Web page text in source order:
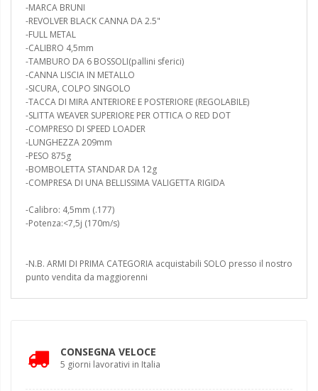
-MARCA BRUNI
-REVOLVER BLACK CANNA DA 2.5"
-FULL METAL
-CALIBRO 4,5mm
-TAMBURO DA 6 BOSSOLI(pallini sferici)
-CANNA LISCIA IN METALLO
-SICURA, COLPO SINGOLO
-TACCA DI MIRA ANTERIORE E POSTERIORE (REGOLABILE)
-SLITTA WEAVER SUPERIORE PER OTTICA O RED DOT
-COMPRESO DI SPEED LOADER
-LUNGHEZZA 209mm
-PESO 875g
-BOMBOLETTA STANDAR DA 12g
-COMPRESA DI UNA BELLISSIMA VALIGETTA RIGIDA
-Calibro: 4,5mm (.177)
-Potenza:<7,5j (170m/s)
-N.B. ARMI DI PRIMA CATEGORIA acquistabili SOLO presso il nostro
punto vendita da maggiorenni
CONSEGNA VELOCE
5 giorni lavorativi in Italia